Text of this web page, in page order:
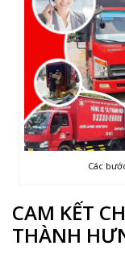
Các
CAM KẾT
THÀNH